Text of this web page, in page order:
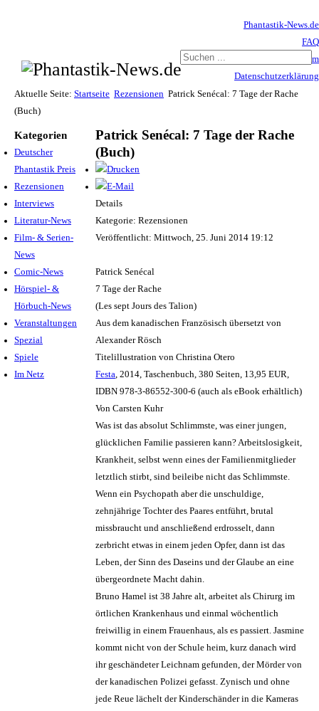
Phantastik-News.de
FAQ
Impressum
Datenschutzerklärung
Haftungsausschluss
Aktuelle Seite: Startseite Rezensionen Patrick Senécal: 7 Tage der Rache
(Buch)
Kategorien
Deutscher
Phantastik Preis
Rezensionen
Interviews
Literatur-News
Film- & Serien-
News
Comic-News
Hörspiel- &
Hörbuch-News
Veranstaltungen
Spezial
Spiele
Im Netz
Patrick Senécal: 7 Tage der Rache
(Buch)
Details
Kategorie: Rezensionen
Veröffentlicht: Mittwoch, 25. Juni 2014 19:12
Patrick Senécal
7 Tage der Rache
(Les sept Jours des Talion)
Aus dem kanadischen Französisch übersetzt von
Alexander Rösch
Titelillustration von Christina Otero
Festa , 2014, Taschenbuch, 380 Seiten, 13,95 EUR,
IDBN 978-3-86552-300-6 (auch als eBook erhältlich)
Von Carsten Kuhr
Was ist das absolut Schlimmste, was einer jungen,
glücklichen Familie passieren kann? Arbeitslosigkeit,
Krankheit, selbst wenn eines der Familienmitglieder
letztlich stirbt, sind beileibe nicht das Schlimmste.
Wenn ein Psychopath aber die unschuldige,
zehnjährige Tochter des Paares entführt, brutal
missbraucht und anschließend erdrosselt, dann
zerbricht etwas in einem jeden Opfer, dann ist das
Leben, der Sinn des Daseins und der Glaube an eine
übergeordnete Macht dahin.
Bruno Hamel ist 38 Jahre alt, arbeitet als Chirurg im
örtlichen Krankenhaus und einmal wöchentlich
freiwillig in einem Frauenhaus, als es passiert. Jasmine
kommt nicht von der Schule heim, kurz danach wird
ihr geschändeter Leichnam gefunden, der Mörder von
der kanadischen Polizei gefasst. Zynisch und ohne
jede Reue lächelt der Kinderschänder in die Kameras